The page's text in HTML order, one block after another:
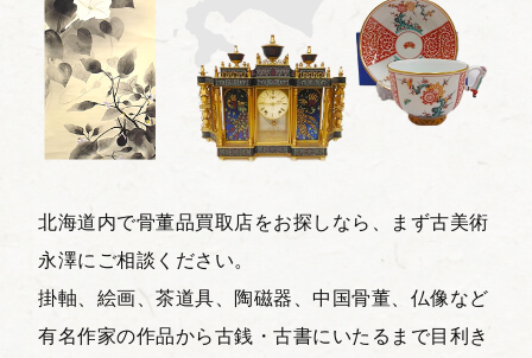
北海道内で骨董品買取店をお探しなら、まず古美術
永澤にご相談ください。
掛軸、絵画、茶道具、陶磁器、中国骨董、仏像など
有名作家の作品から古銭・古書にいたるまで目利き